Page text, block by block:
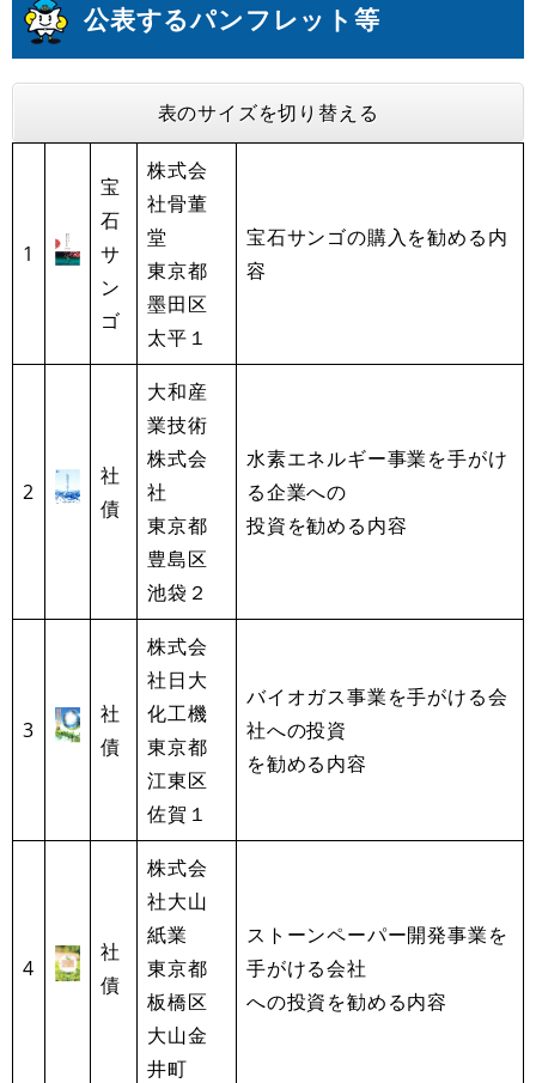
公表するパンフレット等
表のサイズを切り替える
1
宝
石
サ
ン
ゴ
株式会
社骨董
堂
東京都
墨田区
太平１
宝石サンゴの購入を勧める内
容
2
社
債
大和産
業技術
株式会
社
東京都
豊島区
池袋２
水素エネルギー事業を手がけ
る企業への
投資を勧める内容
3
社
債
株式会
社日大
化工機
東京都
江東区
佐賀１
バイオガス事業を手がける会
社への投資
を勧める内容
4
社
債
株式会
社大山
紙業
東京都
板橋区
大山金
井町
ストーンペーパー開発事業を
手がける会社
への投資を勧める内容